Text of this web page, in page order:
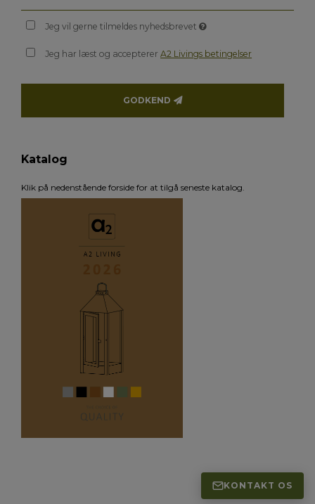
Jeg vil gerne tilmeldes nyhedsbrevet
Jeg har læst og acceptererA2 Livings betingelser
GODKEND
Katalog
Klik på nedenstående forside for at tilgå seneste katalog.
KONTAKT OS